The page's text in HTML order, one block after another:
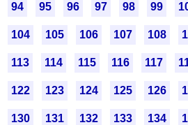
94 95 96 97 98 99
104 105 106 107 108
113 114 115 116 117
122 123 124 125 126
130 131 132 133 134